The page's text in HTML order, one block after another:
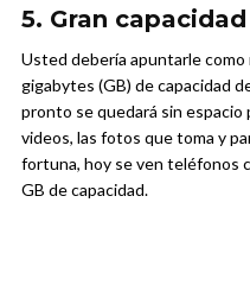
5. Gran
Usted debería apuntarle
gigabytes (GB) de capacidad
pronto se quedará sin espacio
videos, las fotos que toma y
fortuna, hoy se ven teléfonos
GB de capacidad.